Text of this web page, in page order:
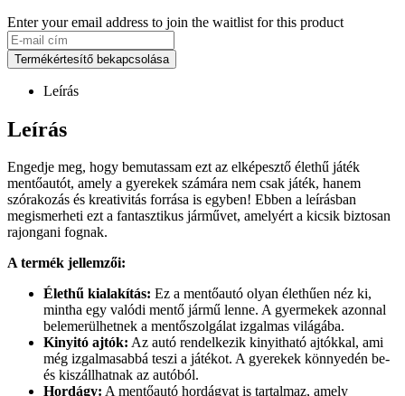
Enter your email address to join the waitlist for this product
Termékértesítő bekapcsolása
Leírás
Leírás
Engedje meg, hogy bemutassam ezt az elképesztő élethű játék
mentőautót, amely a gyerekek számára nem csak játék, hanem
szórakozás és kreativitás forrása is egyben! Ebben a leírásban
megismerheti ezt a fantasztikus járművet, amelyért a kicsik biztosan
rajongani fognak.
A termék jellemzői:
Élethű kialakítás: Ez a mentőautó olyan élethűen néz ki,
mintha egy valódi mentő jármű lenne. A gyermekek azonnal
belemerülhetnek a mentőszolgálat izgalmas világába.
Kinyitó ajtók: Az autó rendelkezik kinyitható ajtókkal, ami
még izgalmasabbá teszi a játékot. A gyerekek könnyedén be-
és kiszállhatnak az autóból.
Hordágy: A mentőautó hordágyat is tartalmaz, amely